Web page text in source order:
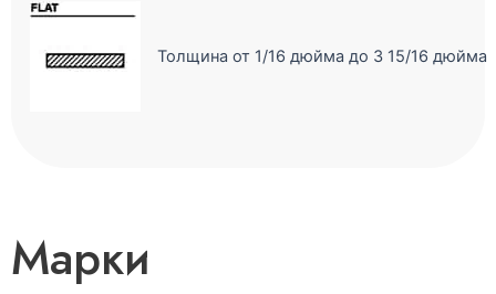
Толщина от 1/16 дюйма до 3 15/16 дюйма
Марки